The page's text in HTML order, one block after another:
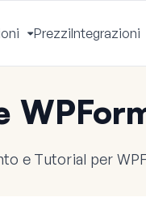
Apri
Menu
PrezziIntegrazioni
e Tutorial per